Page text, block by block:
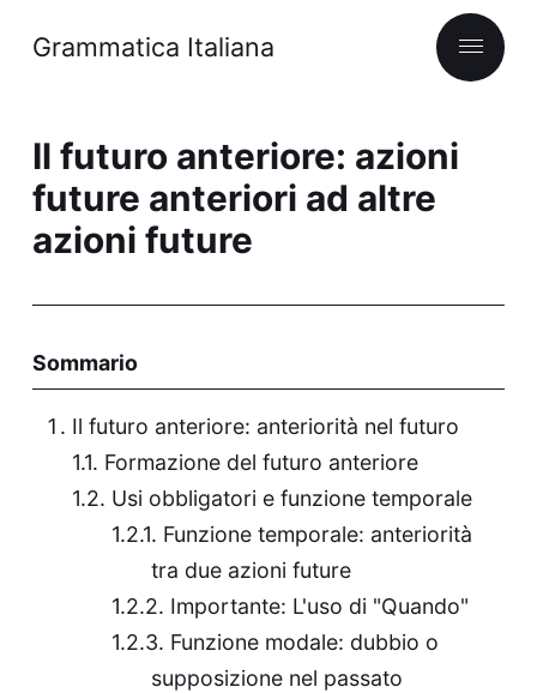
Grammatica Italiana
Il futuro anteriore: azioni
future anteriori ad altre
azioni future
Sommario
Il futuro anteriore: anteriorità nel futuro
Formazione del futuro anteriore
Usi obbligatori e funzione temporale
Funzione temporale: anteriorità
tra due azioni future
Importante: L'uso di "Quando"
Funzione modale: dubbio o
supposizione nel passato